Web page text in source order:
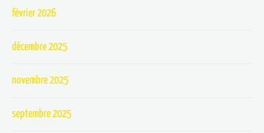
février 2026
décembre 2025
novembre 2025
septembre 2025